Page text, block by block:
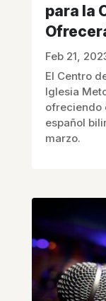
para la
Feb 21,
El Centro
Iglesia
ofreciendo
español
marzo.